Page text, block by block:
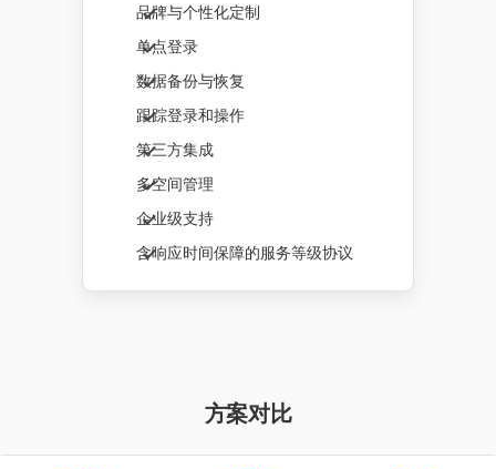
品牌与个性化定制
单点登录
数据备份与恢复
跟踪登录和操作
第三方集成
多空间管理
企业级支持
含响应时间保障的服务等级协议
方案对比